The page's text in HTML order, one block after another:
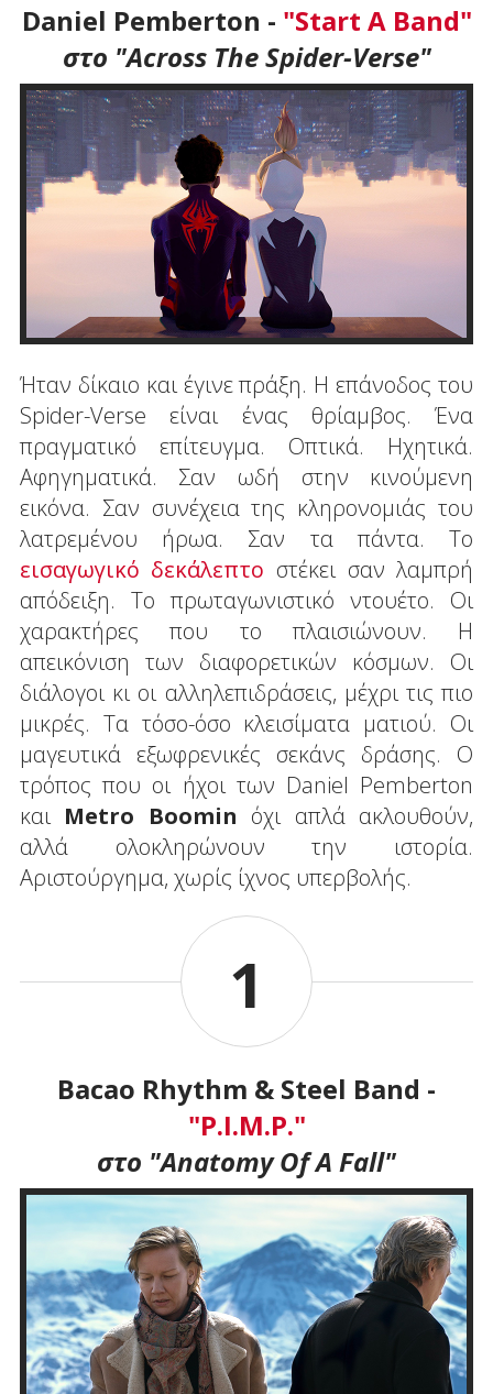
Daniel Pemberton - "Start A Band"
στο "Across The Spider-Verse"
Ήταν δίκαιο και έγινε πράξη. Η επάνοδος του
Spider-Verse είναι ένας θρίαμβος. Ένα
πραγματικό επίτευγμα. Οπτικά. Ηχητικά.
Αφηγηματικά. Σαν ωδή στην κινούμενη
εικόνα. Σαν συνέχεια της κληρονομιάς του
λατρεμένου ήρωα. Σαν τα πάντα. Το
εισαγωγικό δεκάλεπτο στέκει σαν λαμπρή
απόδειξη. Το πρωταγωνιστικό ντουέτο. Οι
χαρακτήρες που το πλαισιώνουν. Η
απεικόνιση των διαφορετικών κόσμων. Οι
διάλογοι κι οι αλληλεπιδράσεις, μέχρι τις πιο
μικρές. Τα τόσο-όσο κλεισίματα ματιού. Οι
μαγευτικά εξωφρενικές σεκάνς δράσης. Ο
τρόπος που οι ήχοι των Daniel Pemberton
και Metro Boomin όχι απλά ακλουθούν,
αλλά ολοκληρώνουν την ιστορία.
Αριστούργημα, χωρίς ίχνος υπερβολής.
1
Bacao Rhythm & Steel Band -
"P.I.M.P."
στο "Anatomy Of A Fall"